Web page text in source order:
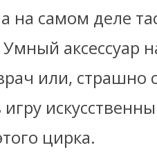
а на самом деле
аксессуар
или, страшно
игру
цирка.